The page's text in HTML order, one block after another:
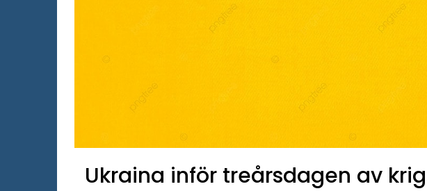
Ukraina inför treårsdagen av